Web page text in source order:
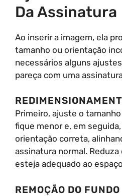
Da Assinatura
Ao inserir a imagem, ela
tamanho ou orientação
necessários alguns
pareça com uma
Primeiro, ajuste o
fique menor e, em
orientação correta,
assinatura normal.
esteja adequado ao
REMOÇÃO DO FUNDO